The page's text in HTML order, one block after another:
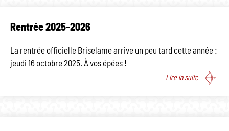
Rentrée 2025-2026
La rentrée officielle Briselame arrive un peu tard cette année :
jeudi 16 octobre 2025. À vos épées !
Lire la suite